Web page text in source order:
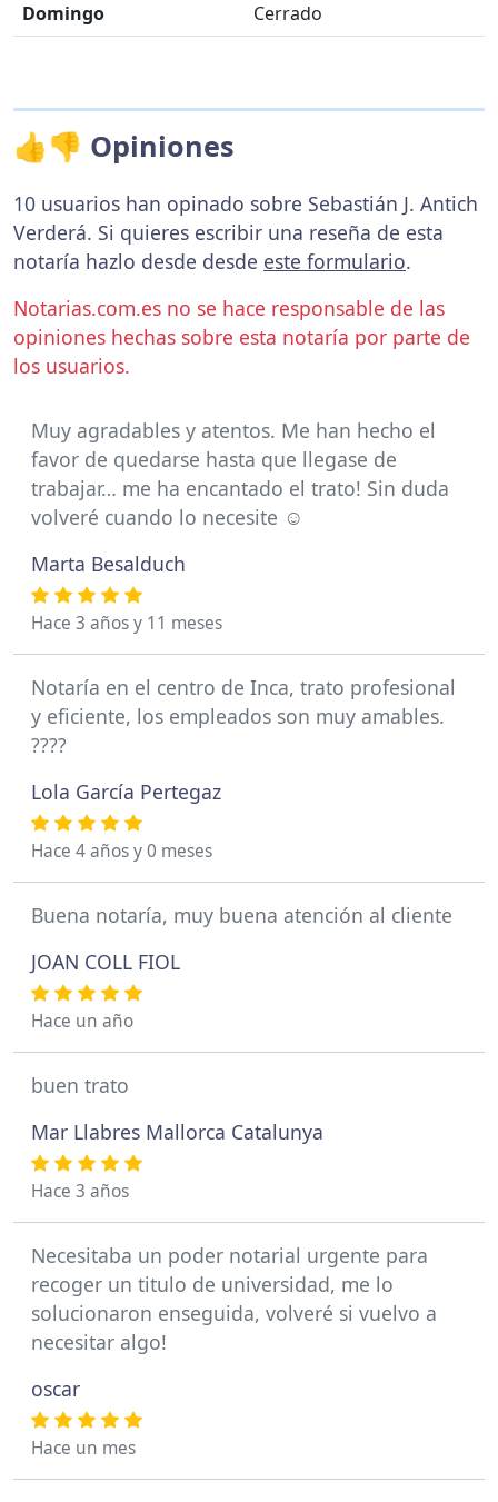
Domingo
Cerrado
👍👎 Opiniones
10 usuarios han opinado sobre Sebastián J. Antich
Verderá. Si quieres escribir una reseña de esta
notaría hazlo desde desde este formulario.
Notarias.com.es no se hace responsable de las
opiniones hechas sobre esta notaría por parte de
los usuarios.
Muy agradables y atentos. Me han hecho el
favor de quedarse hasta que llegase de
trabajar… me ha encantado el trato! Sin duda
volveré cuando lo necesite ☺️
Marta Besalduch
Hace 3 años y 11 meses
Notaría en el centro de Inca, trato profesional
y eficiente, los empleados son muy amables.
????
Lola García Pertegaz
Hace 4 años y 0 meses
Buena notaría, muy buena atención al cliente
JOAN COLL FIOL
Hace un año
buen trato
Mar Llabres Mallorca Catalunya
Hace 3 años
Necesitaba un poder notarial urgente para
recoger un titulo de universidad, me lo
solucionaron enseguida, volveré si vuelvo a
necesitar algo!
oscar
Hace un mes